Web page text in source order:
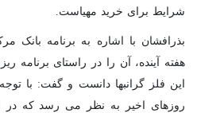
شرایط برای خرید مهیاست.
بذرافشان با اشاره به برنامه
هفته آینده، آن را در راستای برنامه
این فلز گرانبها دانست و گفت: با
روزهای اخیر به نظر می رسد که در